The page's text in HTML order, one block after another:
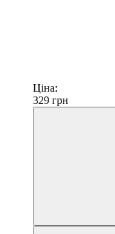
Ціна:
329 грн